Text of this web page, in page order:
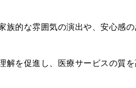
的な雰囲気の演出や、安心感
を促進し、医療サービスの質を